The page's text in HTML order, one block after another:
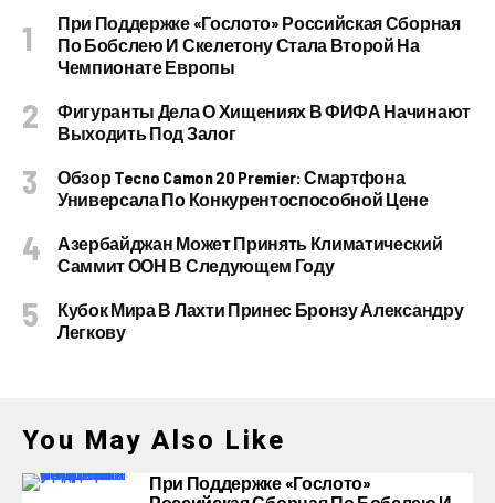
При Поддержке «Гослото» Российская Сборная
По Бобслею И Скелетону Стала Второй На
Чемпионате Европы
Фигуранты Дела О Хищениях В ФИФА Начинают
Выходить Под Залог
Обзор Tecno Camon 20 Premier: Смартфона
Универсала По Конкурентоспособной Цене
Азербайджан Может Принять Климатический
Саммит ООН В Следующем Году
Кубок Мира В Лахти Принес Бронзу Александру
Легкову
You May Also Like
При Поддержке «Гослото»